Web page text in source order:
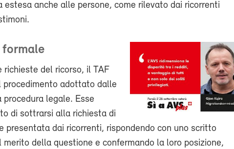
estesa anche alle persone, come rilevato dai ricorrenti
formale
richieste del ricorso, il TAF
procedimento adottato dalle
procedura legale. Esse
di sottrarsi alla richiesta di
presentata dai ricorrenti, rispondendo con uno scritto
merito della questione e confermando la loro posizione,